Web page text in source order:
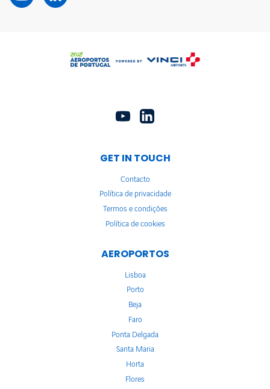
GET IN TOUCH
Contacto
Política de privacidade
Termos e condições
Política de cookies
AEROPORTOS
Lisboa
Porto
Beja
Faro
Ponta Delgada
Santa Maria
Horta
Flores